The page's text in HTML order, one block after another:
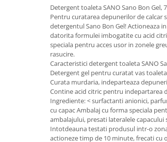
Produse incontinenta
Servetele Umede
Detergent toaleta SANO Sano Bon Gel,
Pentru curatarea depunerilor de calcar
detergentul Sano Bon Gel! Actioneaza
datorita formulei imbogatite cu acid
speciala pentru acces usor in zonele
rasucire.
Caracteristici detergent toaleta SANO
Detergent gel pentru curatat vas toaleta
Curata murdaria, indeparteaza
Contine acid citric pentru indepartarea
Ingrediente: < surfactanti anionici,
cu capac Ambalaj cu forma speciala
ambalajului, presati lateralele
Intotdeauna testati produsul intr-o
actioneze timp de 10 minute, frecati cu